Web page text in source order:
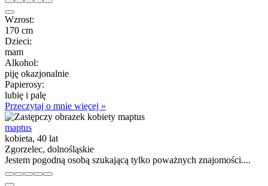
Wzrost:
170 cm
Dzieci:
mam
Alkohol:
piję okazjonalnie
Papierosy:
lubię i palę
Przeczytaj o mnie więcej »
maptus
kobieta, 40 lat
Zgorzelec, dolnośląskie
Jestem pogodną osobą szukającą tylko poważnych znajomości....